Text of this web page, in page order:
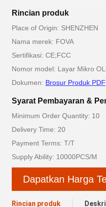
Rincian produk
Place of Origin: SHENZHEN
Nama merek: FOVA
Sertifikasi: CE;FCC
Nomor model: Layar Mikro
Dokumen: Brosur Produk PDF
Syarat Pembayaran &
Minimum Order Quantity: 10
Delivery Time: 20
Payment Terms: T/T
Supply Ability: 10000PCS/M
Dapatkan Harga
Rincian produk